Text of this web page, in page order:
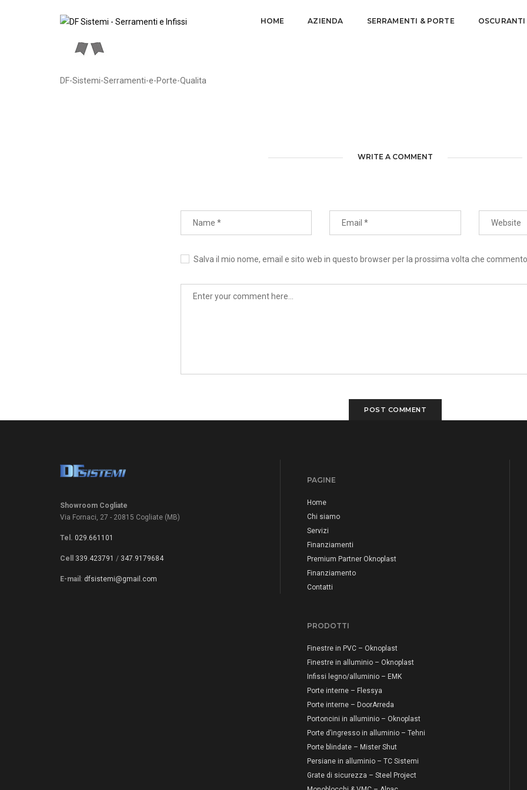
HOME AZIENDA SERRAMENTI & PORTE
DF-Sistemi-Serramenti-e-Porte-Qualita
WRITE A COMMENT
Salva il mio nome, email e sito web in questo browser per la prossima volta che commento.
Showroom Cogliate
Via Fornaci, 27 - 20815 Cogliate (MB)
Tel. 029.661101
Cell 339.423791 / 347.9179684
E-mail : dfsistemi@gmail.com
PAGINE
Home
Chi siamo
Servizi
Finanziamenti
Premium Partner Oknoplast
Finanziamento
Contatti
PRODOTTI
Finestre in PVC – Oknoplast
Finestre in alluminio – Oknoplast
Infissi legno/alluminio – EMK
Porte interne – Flessya
Porte interne – DoorArreda
Portoncini in alluminio – Oknoplast
Porte d’ingresso in alluminio – Tehni
Porte blindate – Mister Shut
Persiane in alluminio – TC Sistemi
Grate di sicurezza – Steel Project